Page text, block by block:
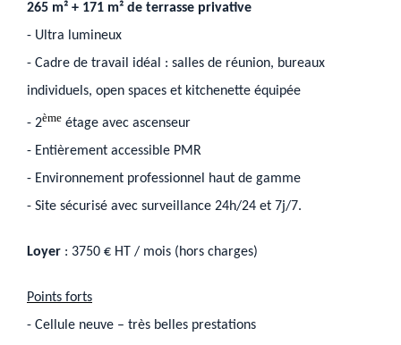
265 m² + 171 m² de terrasse privative
- Ultra lumineux
- Cadre de travail idéal : salles de réunion, bureaux
individuels, open spaces et kitchenette équipée
- 2ème étage avec ascenseur
- Entièrement accessible PMR
- Environnement professionnel haut de gamme
- Site sécurisé avec surveillance 24h/24 et 7j/7.
Loyer : 3750 € HT / mois (hors charges)
Points forts
- Cellule neuve – très belles prestations